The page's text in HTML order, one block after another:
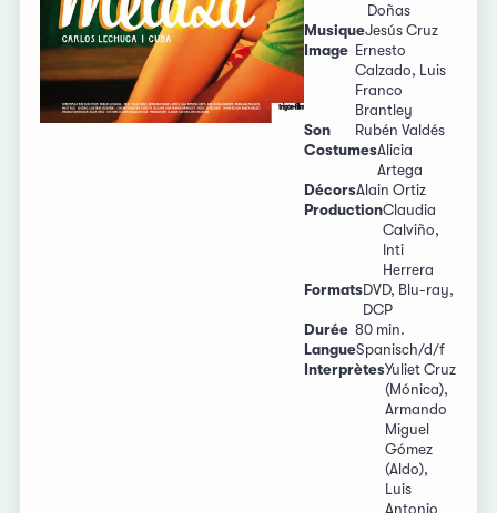
Doñas
MusiqueJesús Cruz
Image Ernesto
Calzado, Luis
Franco
Brantley
Son
Rubén Valdés
CostumesAlicia
Artega
DécorsAlain Ortiz
ProductionClaudia
Calviño,
Inti
Herrera
FormatsDVD, Blu-ray,
DCP
Durée 80 min.
LangueSpanisch/d/f
InterprètesYuliet Cruz
(Mónica),
Armando
Miguel
Gómez
(Aldo),
Luis
Antonio